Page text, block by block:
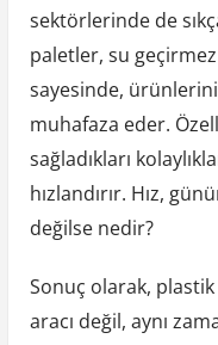
sektörlerinde de
paletler, su
sayesinde,
muhafaza eder.
sağladıkları
hızlandırır. Hız,
değilse nedir?
Sonuç olarak,
aracı değil, aynı